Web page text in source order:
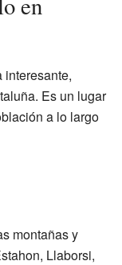
interesante,
Es un lugar
a lo largo
montañas y
Llaborsi,